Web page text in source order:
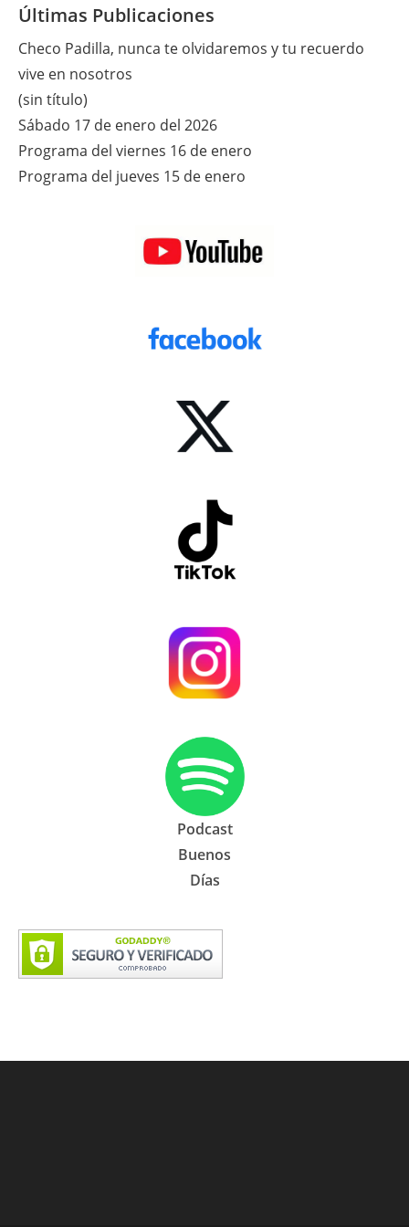
Últimas Publicaciones
Checo Padilla, nunca te olvidaremos y tu recuerdo
vive en nosotros
(sin título)
Sábado 17 de enero del 2026
Programa del viernes 16 de enero
Programa del jueves 15 de enero
Podcast
Buenos
Días